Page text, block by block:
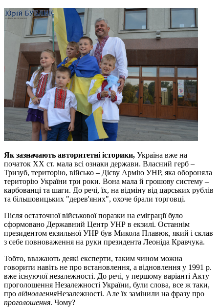
Як зазначають авторитетні історики, Україна вже на
початок ХХ ст. мала всі ознаки держави. Власний герб –
Тризуб, територію, військо – Дієву Армію УНР, яка обороняла
територію України три роки. Вона мала й грошову систему –
карбованці та шаги. До речі, їх, на відміну від царських рублів
та більшовицьких "дерев'яних", охоче брали торговці.
Після остаточної військової поразки на еміграції було
сформовано Державний Центр УНР в екзилі. Останнім
президентом екзильної УНР був Микола Плавюк, який і склав
з себе повноваження на руки президента Леоніда Кравчука.
Тобто, вважають деякі експерти, таким чином можна
говорити навіть не про встановлення, а відновлення у 1991 р.
вже існуючої незалежності. До речі, у першому варіанті Акту
проголошення Незалежності України, були слова, все ж таки,
про відновленняНезалежності. Але їх замінили на фразу про
проголошення. Чому?